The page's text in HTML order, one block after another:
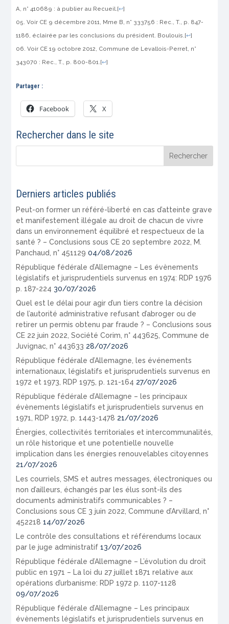
A, n° 410689 : à publier au Recueil.[↩]
Voir CE 9 décembre 2011, Mme B, n° 333756 : Rec., T., p. 847-
1186, éclairée par les conclusions du président. Boulouis.[↩]
Voir CE 19 octobre 2012, Commune de Levallois-Perret, n°
343070 : Rec., T., p. 800-801.[↩]
Partager :
Facebook X
Rechercher dans le site
Derniers articles publiés
Peut-on former un référé-liberté en cas d’atteinte grave
et manifestement illégale au droit de chacun de vivre
dans un environnement équilibré et respectueux de la
santé ? – Conclusions sous CE 20 septembre 2022, M.
Panchaud, n° 451129 04/08/2026
République fédérale d’Allemagne – Les évènements
législatifs et jurisprudentiels survenus en 1974: RDP 1976
p. 187-224 30/07/2026
Quel est le délai pour agir d’un tiers contre la décision
de l’autorité administrative refusant d’abroger ou de
retirer un permis obtenu par fraude ? – Conclusions sous
CE 22 juin 2022, Société Corim, n° 443625, Commune de
Juvignac, n° 443633 28/07/2026
République fédérale d’Allemagne, les événements
internationaux, législatifs et jurisprudentiels survenus en
1972 et 1973, RDP 1975, p. 121-164 27/07/2026
République fédérale d’Allemagne – les principaux
évènements législatifs et jurisprudentiels survenus en
1971, RDP 1972, p. 1443-1478 21/07/2026
Énergies, collectivités territoriales et intercommunalités,
un rôle historique et une potentielle nouvelle
implication dans les énergies renouvelables citoyennes
21/07/2026
Les courriels, SMS et autres messages, électroniques ou
non d’ailleurs, échangés par les élus sont-ils des
documents administratifs communicables ? –
Conclusions sous CE 3 juin 2022, Commune d’Arvillard, n°
452218 14/07/2026
Le contrôle des consultations et référendums locaux
par le juge administratif 13/07/2026
République fédérale d’Allemagne – L’évolution du droit
public en 1971 – La loi du 27 juillet 1871 relative aux
opérations d’urbanisme: RDP 1972 p. 1107-1128
09/07/2026
République fédérale d’Allemagne – Les principaux
évènements législatifs et jurisprudentiels survenus en